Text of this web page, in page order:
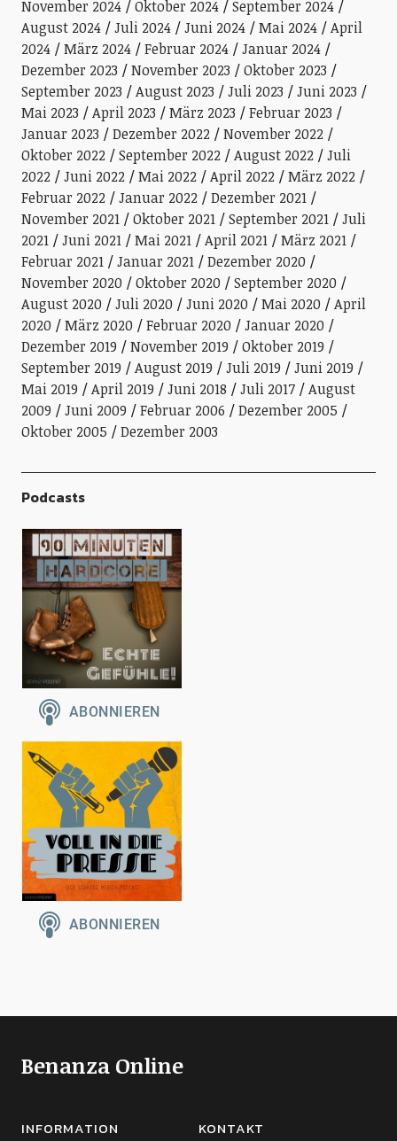
November 2024
Oktober 2024
September 2024
August 2024
Juli 2024 Juni 2024 Mai 2024
April
2024
März 2024 Februar 2024
Januar 2024
Dezember 2023
November 2023
Oktober 2023
September 2023
August 2023 Juli 2023
Juni 2023
Mai 2023
April 2023 März 2023
Februar 2023
Januar 2023
Dezember 2022
November 2022
Oktober 2022
September 2022 August 2022
Juli
2022
Juni 2022 Mai 2022 April 2022
März 2022
Februar 2022
Januar 2022
Dezember 2021
November 2021
Oktober 2021 September 2021
Juli
2021
Juni 2021 Mai 2021 April 2021
März 2021
Februar 2021
Januar 2021
Dezember 2020
November 2020
Oktober 2020
September 2020
August 2020
Juli 2020 Juni 2020 Mai 2020
April
2020
März 2020 Februar 2020
Januar 2020
Dezember 2019
November 2019
Oktober 2019
September 2019
August 2019 Juli 2019
Juni 2019
Mai 2019
April 2019 Juni 2018 Juli 2017
August
2009
Juni 2009 Februar 2006
Dezember 2005
Oktober 2005
Dezember 2003
Podcasts
Benanza Online
INFORMATION KONTAKT